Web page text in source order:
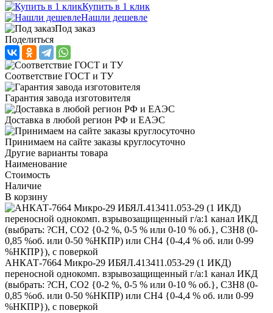
Купить в 1 клик
Нашли дешевле
Под заказ
Поделиться
Соответствие ГОСТ и ТУ
Гарантия завода изготовителя
Доставка в любой регион РФ и ЕАЭС
Принимаем на сайте заказы круглосуточно
Другие варианты товара
Наименование
Стоимость
Наличие
В корзину
АНКАТ-7664 Микро-29 ИБЯЛ.413411.053-29 (1 ИКД)
переносной однокомп. взрывозащищенный г/а:1 канал ИКД
(выбрать: ?CH, СО2 {0-2 %, 0-5 % или 0-10 % об.}, С3Н8 (0-
0,85 %об. или 0-50 %НКПР) или СН4 {0-4,4 % об. или 0-99
%НКПР}), с поверкой